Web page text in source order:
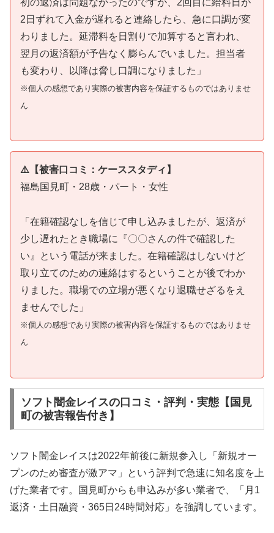
2日ずれて入金が遅れると連絡したら、急に口調が変
わりました。延滞料を日割りで加算すると言われ、
翌月の返済額が予告なく膨らんでいました。担当者
も変わり、以降は脅し口調になりました」
※個人の感想であり実際の被害内容を保証するものではありませ
ん
⚠️【被害口コミ：ケーススタディ】
福島国見町・28歳・パート・女性
「在籍確認なしを信じて申し込みましたが、返済が
少し遅れたとき職場に『〇〇さんの件で確認した
い』という電話が来ました。在籍確認はしないけど
取り立てのための連絡はするということが後でわか
りました。職場での立場が悪くなり退職せざるをえ
ませんでした」
※個人の感想であり実際の被害内容を保証するものではありませ
ん
ソフト闇金レイスの口コミ・評判・実態【国見
町の被害報告付き】
ソフト闇金レイスは2022年前後に新規参入し「新規オー
プンのため審査が激アマ」という評判で急速に知名度を上
げた業者です。国見町からも申込みが多い業者で、「月1
返済・土日融資・365日24時間対応」を強調しています。